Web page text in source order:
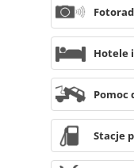
Hotele
Pomoc
Stacje